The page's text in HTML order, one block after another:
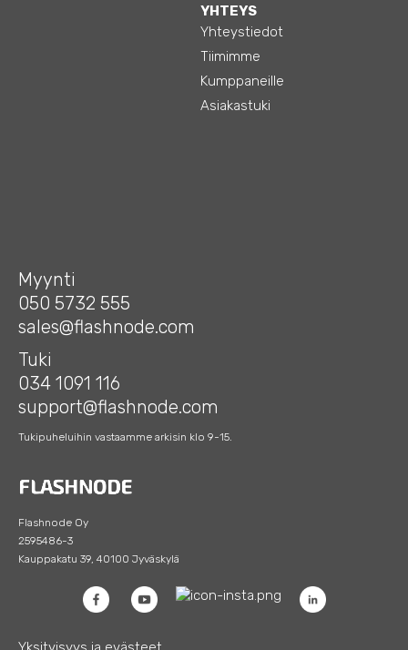
YHTEYS
Yhteystiedot
Tiimimme
Kumppaneille
Asiakastuki
Myynti
050 5732 555
sales@flashnode.com
Tuki
034 1091 116
support@flashnode.com
Tukipuheluihin vastaamme arkisin klo 9-15.
Flashnode Oy
2595486-3
Kauppakatu 39, 40100 Jyväskylä